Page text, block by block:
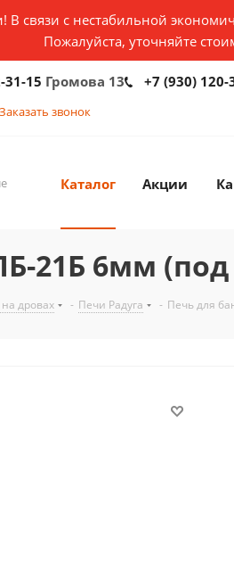
В связи с нестабильной
Пожалуйста, уточняйте
31-15 Громова 13 +7 (930) 120-
Заказать звонок
Каталог Акции
21Б 6мм
дровах - Печи Радуга - Печь для